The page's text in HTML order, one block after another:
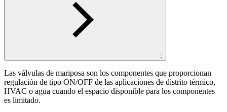
;
Las válvulas de mariposa son los componentes que proporcionan
regulación de tipo ON/OFF de las aplicaciones de distrito térmico,
HVAC o agua cuando el espacio disponible para los componentes
es limitado.